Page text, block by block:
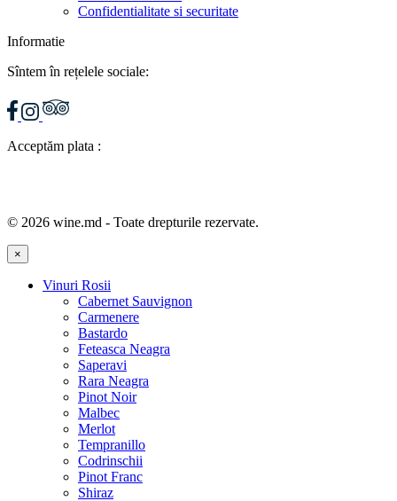
Confidentialitate si securitate
Informatie
Sîntem în rețelele sociale:
Acceptăm plata :
© 2026 wine.md - Toate drepturile rezervate.
×
Vinuri Rosii
Cabernet Sauvignon
Carmenere
Bastardo
Feteasca Neagra
Saperavi
Rara Neagra
Pinot Noir
Malbec
Merlot
Tempranillo
Codrinschii
Pinot Franc
Shiraz